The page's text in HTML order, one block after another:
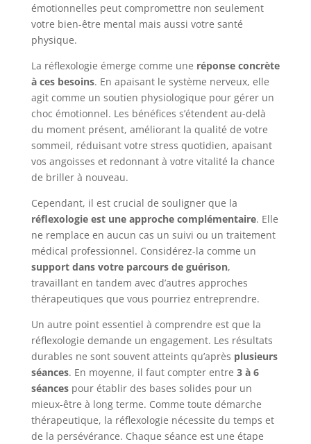
émotionnelles peut compromettre non seulement
votre bien-être mental mais aussi votre santé
physique.
La réflexologie émerge comme une réponse concrète
à ces besoins. En apaisant le système nerveux, elle
agit comme un soutien physiologique pour gérer un
choc émotionnel. Les bénéfices s’étendent au-delà
du moment présent, améliorant la qualité de votre
sommeil, réduisant votre stress quotidien, apaisant
vos angoisses et redonnant à votre vitalité la chance
de briller à nouveau.
Cependant, il est crucial de souligner que la
réflexologie est une approche complémentaire. Elle
ne remplace en aucun cas un suivi ou un traitement
médical professionnel. Considérez-la comme un
support dans votre parcours de guérison,
travaillant en tandem avec d’autres approches
thérapeutiques que vous pourriez entreprendre.
Un autre point essentiel à comprendre est que la
réflexologie demande un engagement. Les résultats
durables ne sont souvent atteints qu’après plusieurs
séances. En moyenne, il faut compter entre 3 à 6
séancespour établir des bases solides pour un
mieux-être à long terme. Comme toute démarche
thérapeutique, la réflexologie nécessite du temps et
de la persévérance. Chaque séance est une étape